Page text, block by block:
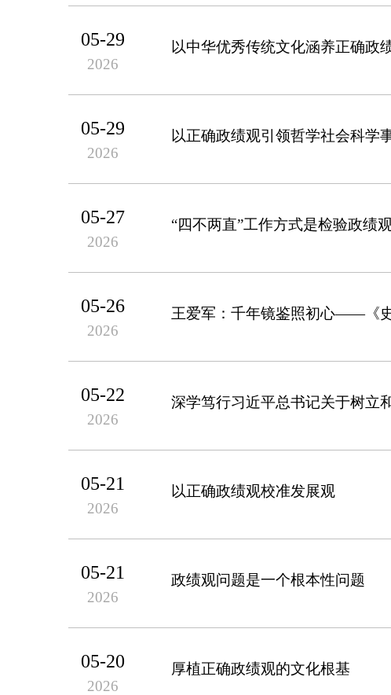
05-29
2026
以中华优秀传统文化涵养正确政
05-29
2026
以正确政绩观引领哲学社会科学
05-27
2026
“四不两直”工作方式是检验政绩
05-26
2026
王爱军：千年镜鉴照初心——《
05-22
2026
深学笃行习近平总书记关于树立
05-21
2026
以正确政绩观校准发展观
05-21
2026
政绩观问题是一个根本性问题
05-20
2026
厚植正确政绩观的文化根基